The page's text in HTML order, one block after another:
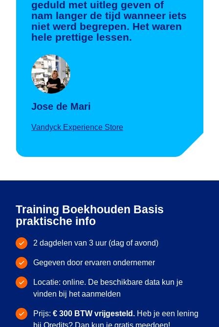
geduld met uitleg geven of
nam langer de tijd wanneer iets
niet werd begrepen. Het waren
hele prettige lessen.
Jose de Mari
Vandyck Experience Store
Training Boekhouden Basis
praktische info
2 dagdelen van 3 uur (dag of avond)
Gegeven door ervaren ondernemer
Locatie: online. De beschikbare data kun je
vinden bij het aanmelden
Prijs: € 300 BTW vrijgesteld. Heb je een lening
bij Qredits? Dan kun je gratis meedoen!